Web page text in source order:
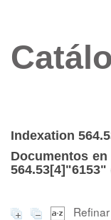
Indexation
Documentos
564.53[4]"6153"